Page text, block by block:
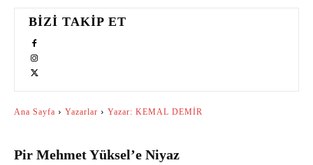
Pir Mehmet Yüksel’e Niyaz
BIZI TAKIP ET
Ana Sayfa Yazarlar Yazar: KEMAL DEMİR